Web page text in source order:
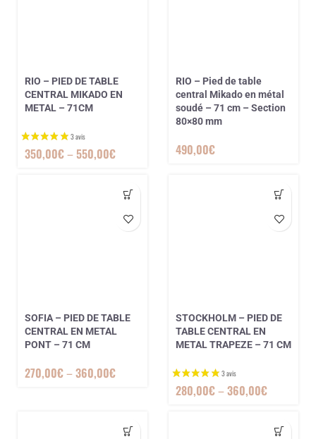
RIO – PIED DE TABLE
CENTRAL MIKADO EN
METAL – 71CM
350,00€– 550,00€
RIO – Pied de table
central Mikado en métal
soudé – 71 cm – Section
80×80 mm
490,00€
SOFIA – PIED DE TABLE
CENTRAL EN METAL
PONT – 71 CM
270,00€–360,00€
STOCKHOLM – PIED DE
TABLE CENTRAL EN
METAL TRAPEZE – 71 CM
280,00€–360,00€